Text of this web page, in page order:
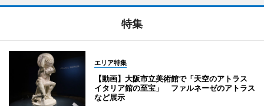
特集
エリア特集
【動画】大阪市立美術館で「天空のアトラス
イタリア館の至宝」 ファルネーゼのアトラス
など展示